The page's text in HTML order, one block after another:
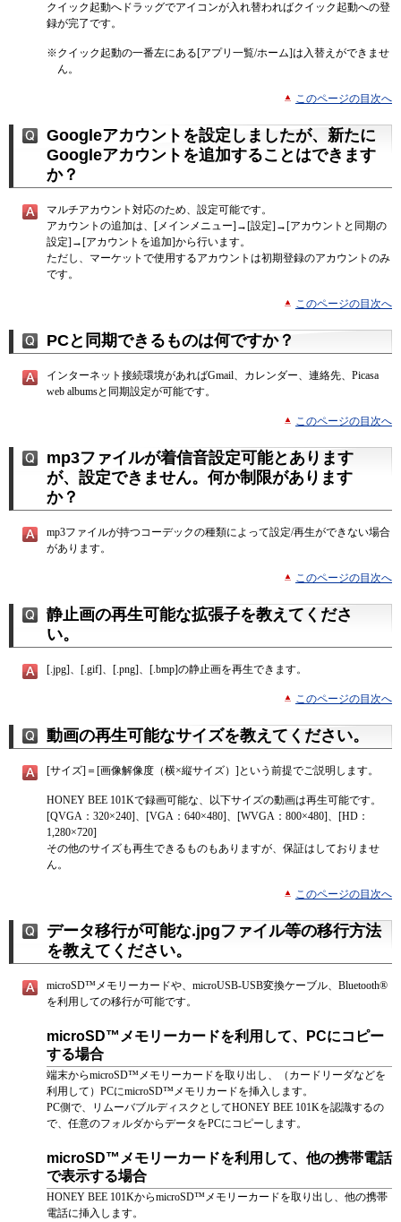
クイック起動へドラッグでアイコンが入れ替わればクイック起動への登
録が完了です。
※クイック起動の一番左にある[アプリ一覧/ホーム]は入替えができませ
ん。
このページの目次へ
Googleアカウントを設定しましたが、新たに
Googleアカウントを追加することはできます
か？
マルチアカウント対応のため、設定可能です。
アカウントの追加は、[メインメニュー]→[設定]→[アカウントと同期の
設定]→[アカウントを追加]から行います。
ただし、マーケットで使用するアカウントは初期登録のアカウントのみ
です。
このページの目次へ
PCと同期できるものは何ですか？
インターネット接続環境があればGmail、カレンダー、連絡先、Picasa
web albumsと同期設定が可能です。
このページの目次へ
mp3ファイルが着信音設定可能とあります
が、設定できません。何か制限があります
か？
mp3ファイルが持つコーデックの種類によって設定/再生ができない場合
があります。
このページの目次へ
静止画の再生可能な拡張子を教えてくださ
い。
[.jpg]、[.gif]、[.png]、[.bmp]の静止画を再生できます。
このページの目次へ
動画の再生可能なサイズを教えてください。
[サイズ]＝[画像解像度（横×縦サイズ）]という前提でご説明します。
HONEY BEE 101Kで録画可能な、以下サイズの動画は再生可能です。
[QVGA：320×240]、[VGA：640×480]、[WVGA：800×480]、[HD：
1,280×720]
その他のサイズも再生できるものもありますが、保証はしておりませ
ん。
このページの目次へ
データ移行が可能な.jpgファイル等の移行方法
を教えてください。
microSD™メモリーカードや、microUSB-USB変換ケーブル、Bluetooth®
を利用しての移行が可能です。
microSD™メモリーカードを利用して、PCにコピー
する場合
端末からmicroSD™メモリーカードを取り出し、（カードリーダなどを
利用して）PCにmicroSD™メモリカードを挿入します。
PC側で、リムーバブルディスクとしてHONEY BEE 101Kを認識するの
で、任意のフォルダからデータをPCにコピーします。
microSD™メモリーカードを利用して、他の携帯電話
で表示する場合
HONEY BEE 101KからmicroSD™メモリーカードを取り出し、他の携帯
電話に挿入します。